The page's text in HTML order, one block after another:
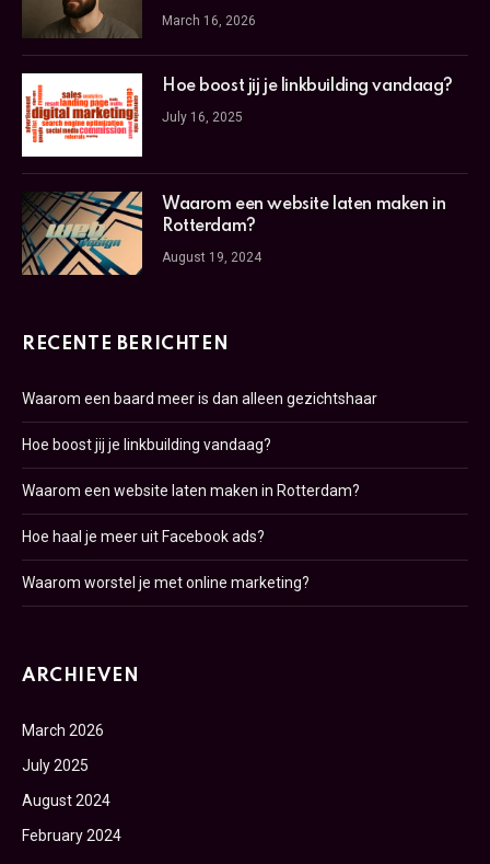
March 16, 2026
Hoe boost jij je linkbuilding vandaag?
July 16, 2025
Waarom een website laten maken in
Rotterdam?
August 19, 2024
RECENTE BERICHTEN
Waarom een baard meer is dan alleen gezichtshaar
Hoe boost jij je linkbuilding vandaag?
Waarom een website laten maken in Rotterdam?
Hoe haal je meer uit Facebook ads?
Waarom worstel je met online marketing?
ARCHIEVEN
March 2026
July 2025
August 2024
February 2024